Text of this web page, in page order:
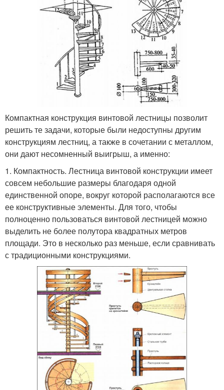
Компактная конструкция винтовой лестницы позволит
решить те задачи, которые были недоступны другим
конструкциям лестниц, а также в сочетании с металлом,
они дают несомненный выигрыш, а именно:
1. Компактность. Лестница винтовой конструкции имеет
совсем небольшие размеры благодаря одной
единственной опоре, вокруг которой располагаются все
ее конструктивные элементы. Для того, чтобы
полноценно пользоваться винтовой лестницей можно
выделить не более полутора квадратных метров
площади. Это в несколько раз меньше, если сравнивать
с традиционными конструкциями.